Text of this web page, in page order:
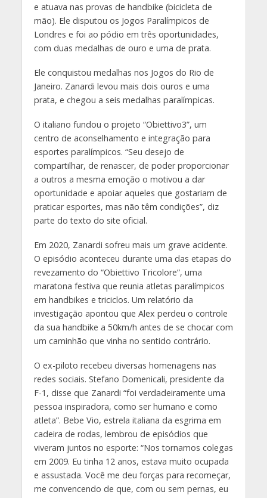
e atuava nas provas de handbike (bicicleta de
mão). Ele disputou os Jogos Paralímpicos de
Londres e foi ao pódio em três oportunidades,
com duas medalhas de ouro e uma de prata.
Ele conquistou medalhas nos Jogos do Rio de
Janeiro. Zanardi levou mais dois ouros e uma
prata, e chegou a seis medalhas paralímpicas.
O italiano fundou o projeto “Obiettivo3”, um
centro de aconselhamento e integração para
esportes paralímpicos. “Seu desejo de
compartilhar, de renascer, de poder proporcionar
a outros a mesma emoção o motivou a dar
oportunidade e apoiar aqueles que gostariam de
praticar esportes, mas não têm condições”, diz
parte do texto do site oficial.
Em 2020, Zanardi sofreu mais um grave acidente.
O episódio aconteceu durante uma das etapas do
revezamento do “Obiettivo Tricolore”, uma
maratona festiva que reunia atletas paralímpicos
em handbikes e triciclos. Um relatório da
investigação apontou que Alex perdeu o controle
da sua handbike a 50km/h antes de se chocar com
um caminhão que vinha no sentido contrário.
O ex-piloto recebeu diversas homenagens nas
redes sociais. Stefano Domenicali, presidente da
F-1, disse que Zanardi “foi verdadeiramente uma
pessoa inspiradora, como ser humano e como
atleta”. Bebe Vio, estrela italiana da esgrima em
cadeira de rodas, lembrou de episódios que
viveram juntos no esporte: “Nos tornamos colegas
em 2009. Eu tinha 12 anos, estava muito ocupada
e assustada. Você me deu forças para recomeçar,
me convencendo de que, com ou sem pernas, eu